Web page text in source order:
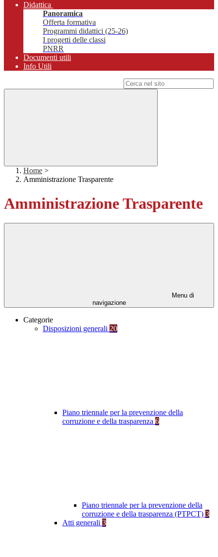
Didattica
Panoramica
Offerta formativa
Programmi didattici (25-26)
I progetti delle classi
PNRR
Documenti utili
Info Utili
Home >
Amministrazione Trasparente
Amministrazione Trasparente
Menu di
navigazione
Categorie
Disposizioni generali 20
Piano triennale per la prevenzione della
corruzione e della trasparenza 6
Piano triennale per la prevenzione della
corruzione e della trasparenza (PTPCT) 3
Atti generali 3